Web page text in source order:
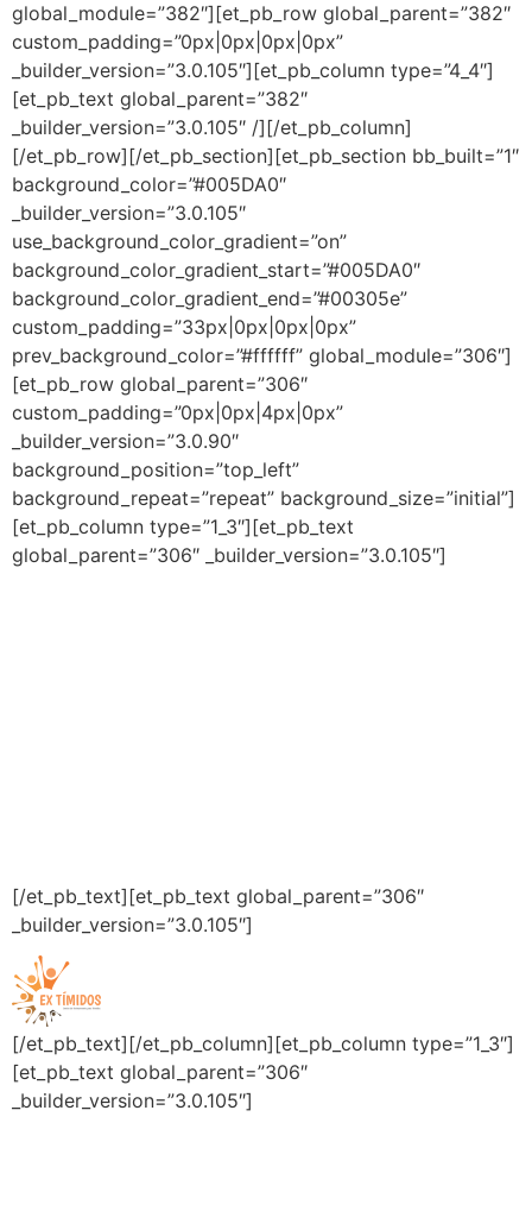
global_module=”382″][et_pb_row global_parent=”382″
custom_padding=”0px|0px|0px|0px”
_builder_version=”3.0.105″][et_pb_column type=”4_4″]
[et_pb_text global_parent=”382″
_builder_version=”3.0.105″ /][/et_pb_column]
[/et_pb_row][/et_pb_section][et_pb_section bb_built=”1″
background_color=”#005DA0″
_builder_version=”3.0.105″
use_background_color_gradient=”on”
background_color_gradient_start=”#005DA0″
background_color_gradient_end=”#00305e”
custom_padding=”33px|0px|0px|0px”
prev_background_color=”#ffffff” global_module=”306″]
[et_pb_row global_parent=”306″
custom_padding=”0px|0px|4px|0px”
_builder_version=”3.0.90″
background_position=”top_left”
background_repeat=”repeat” background_size=”initial”]
[et_pb_column type=”1_3″][et_pb_text
global_parent=”306″ _builder_version=”3.0.105″]
[/et_pb_text][et_pb_text global_parent=”306″
_builder_version=”3.0.105″]
[/et_pb_text][/et_pb_column][et_pb_column type=”1_3″]
[et_pb_text global_parent=”306″
_builder_version=”3.0.105″]